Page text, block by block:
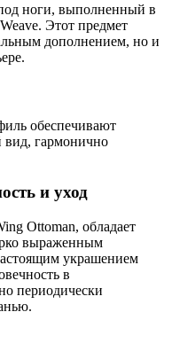
ноги, выполненный в
Этот предмет
дополнением, но и
обеспечивают
гармонично
и уход
Ottoman, обладает
выраженным
украшением
в
периодически